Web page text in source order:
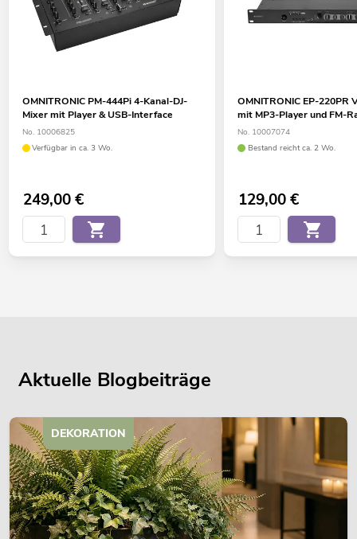
OMNITRONIC PM-444Pi 4-Kanal-DJ-
Mixer mit Player & USB-Interface
No. 10006825
Verfügbar in ca. 3 Wo.
249,00€
OMNITRONIC EP-220PR
mit MP3-Player und FM-
No. 10007074
Bestand reicht ca. 2 Wo.
129,00€
Aktuelle Blogbeiträge
DEKORATION